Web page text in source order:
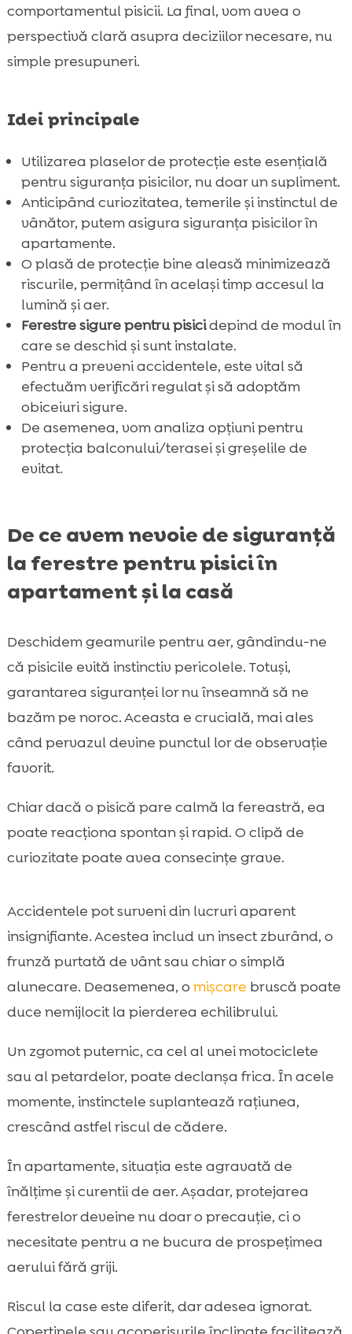
comportamentul pisicii. La final, vom avea o
perspectivă clară asupra deciziilor necesare, nu
simple presupuneri.
Idei principale
Utilizarea plaselor de protecție este esențială
pentru siguranța pisicilor, nu doar un supliment.
Anticipând curiozitatea, temerile și instinctul de
vânător, putem asigura siguranța pisicilor în
apartamente.
O plasă de protecție bine aleasă minimizează
riscurile, permițând în același timp accesul la
lumină și aer.
Ferestre sigure pentru pisicidepind de modul în
care se deschid și sunt instalate.
Pentru a preveni accidentele, este vital să
efectuăm verificări regulat și să adoptăm
obiceiuri sigure.
De asemenea, vom analiza opțiuni pentru
protecția balconului/terasei și greșelile de
evitat.
De ce avem nevoie de siguranță
la ferestre pentru pisici în
apartament și la casă
Deschidem geamurile pentru aer, gândindu-ne
că pisicile evită instinctiv pericolele. Totuși,
garantarea siguranței lor nu înseamnă să ne
bazăm pe noroc. Aceasta e crucială, mai ales
când pervazul devine punctul lor de observație
favorit.
Chiar dacă o pisică pare calmă la fereastră, ea
poate reacționa spontan și rapid. O clipă de
curiozitate poate avea consecințe grave.
Accidentele pot surveni din lucruri aparent
insignifiante. Acestea includ un insect zburând, o
frunză purtată de vânt sau chiar o simplă
alunecare. Deasemenea, o mișcare bruscă poate
duce nemijlocit la pierderea echilibrului.
Un zgomot puternic, ca cel al unei motociclete
sau al petardelor, poate declanșa frica. În acele
momente, instinctele suplantează rațiunea,
crescând astfel riscul de cădere.
În apartamente, situația este agravată de
înălțime și curentii de aer. Așadar, protejarea
ferestrelor deveine nu doar o precauție, ci o
necesitate pentru a ne bucura de prospețimea
aerului fără griji.
Riscul la case este diferit, dar adesea ignorat.